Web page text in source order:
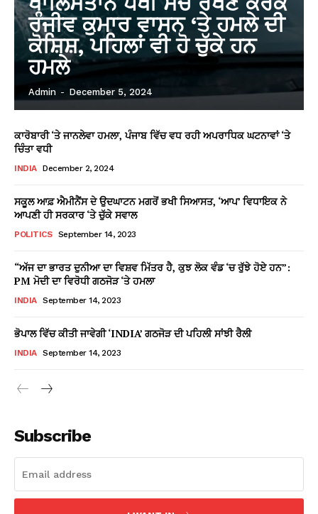
ਰੰਜੀਵ ਕੁਮਾਰ ਵਾਸਨ ‘ਤੇ ਹਮਲੇ ਦੀ
ਕੋਸ਼ਿਸ਼, ਪਹਿਲਾਂ ਵੀ ਹੋ ਚੁੱਕੇ ਹਨ
ਹਮਲੇ
Admin - December 5, 2024
ਕਾਰੋਬਾਰੀ ‘ਤੇ ਜਾਨਲੇਵਾ ਹਮਲਾ, ਪੰਜਾਬ ਵਿੱਚ ਵਧ ਰਹੀ ਅਪਰਾਧਿਕ ਘਟਨਾਵਾਂ ‘ਤੇ
ਚਿੰਤਾ ਵਧੀ
INDIA December 2, 2024
ਸਕੂਲ ਆਫ਼ ਐਮੀਨੈਂਸ ਦੇ ਉਦਘਾਟਨ ਮਗਰੋਂ ਭਖੀ ਸਿਆਸਤ, ‘ਆਪ’ ਵਿਧਾਇਕ ਨੇ
ਆਪਣੀ ਹੀ ਸਰਕਾਰ ‘ਤੇ ਚੁੱਕੇ ਸਵਾਲ
POLITICS September 14, 2023
“ਅੱਜ ਦਾ ਭਾਰਤ ਦੁਨੀਆ ਦਾ ਵਿਸ਼ਵ ਮਿੱਤਰ ਹੈ, ਕੁਝ ਲੋਕ ਵੰਡ ‘ਚ ਰੁੱਝੇ ਹੋਏ ਹਨ”:
PM ਮੋਦੀ ਦਾ ਵਿਰੋਧੀ ਗਠਜੋੜ ‘ਤੇ ਹਮਲਾ
INDIA September 14, 2023
ਭੋਪਾਲ ਵਿੱਚ ਕੀਤੀ ਜਾਵੇਗੀ ‘INDIA’ ਗਠਜੋੜ ਦੀ ਪਹਿਲੀ ਸਾਂਝੀ ਰੈਲੀ
INDIA September 14, 2023
Subscribe